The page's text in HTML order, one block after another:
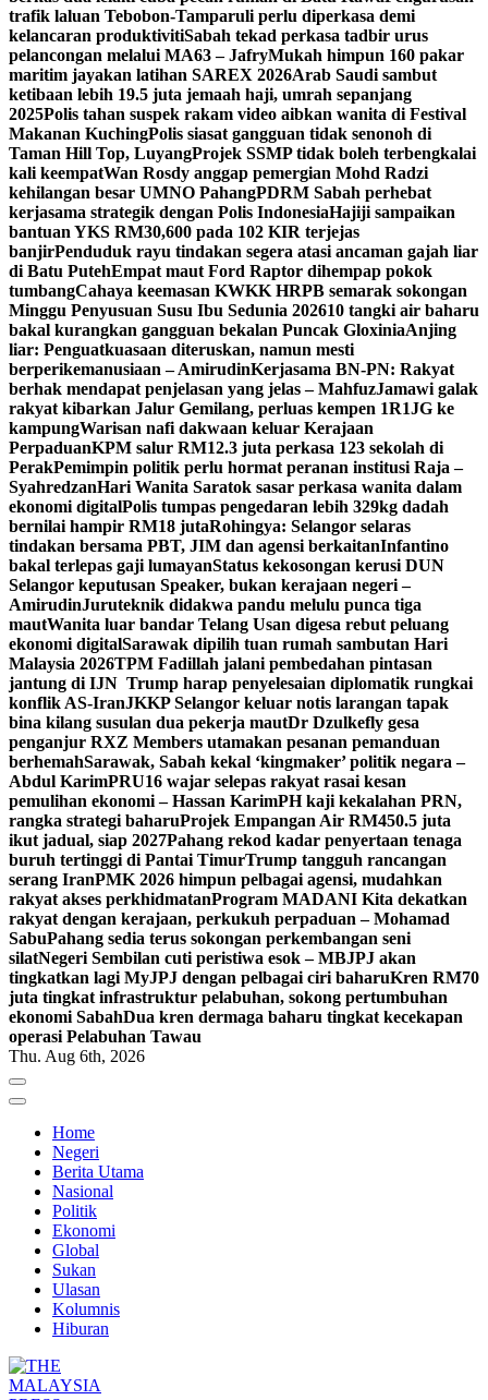
trafik laluan Tebobon-Tamparuli perlu diperkasa demi
kelancaran produktivitiSabah tekad perkasa tadbir urus
pelancongan melalui MA63 – JafryMukah himpun 160 pakar
maritim jayakan latihan SAREX 2026Arab Saudi sambut
ketibaan lebih 19.5 juta jemaah haji, umrah sepanjang
2025Polis tahan suspek rakam video aibkan wanita di Festival
Makanan KuchingPolis siasat gangguan tidak senonoh di
Taman Hill Top, LuyangProjek SSMP tidak boleh terbengkalai
kali keempatWan Rosdy anggap pemergian Mohd Radzi
kehilangan besar UMNO PahangPDRM Sabah perhebat
kerjasama strategik dengan Polis IndonesiaHajiji sampaikan
bantuan YKS RM30,600 pada 102 KIR terjejas
banjirPenduduk rayu tindakan segera atasi ancaman gajah liar
di Batu PutehEmpat maut Ford Raptor dihempap pokok
tumbangCahaya keemasan KWKK HRPB semarak sokongan
Minggu Penyusuan Susu Ibu Sedunia 202610 tangki air baharu
bakal kurangkan gangguan bekalan Puncak GloxiniaAnjing
liar: Penguatkuasaan diteruskan, namun mesti
berperikemanusiaan – AmirudinKerjasama BN-PN: Rakyat
berhak mendapat penjelasan yang jelas – MahfuzJamawi galak
rakyat kibarkan Jalur Gemilang, perluas kempen 1R1JG ke
kampungWarisan nafi dakwaan keluar Kerajaan
PerpaduanKPM salur RM12.3 juta perkasa 123 sekolah di
PerakPemimpin politik perlu hormat peranan institusi Raja –
SyahredzanHari Wanita Saratok sasar perkasa wanita dalam
ekonomi digitalPolis tumpas pengedaran lebih 329kg dadah
bernilai hampir RM18 jutaRohingya: Selangor selaras
tindakan bersama PBT, JIM dan agensi berkaitanInfantino
bakal terlepas gaji lumayanStatus kekosongan kerusi DUN
Selangor keputusan Speaker, bukan kerajaan negeri –
AmirudinJuruteknik didakwa pandu melulu punca tiga
mautWanita luar bandar Telang Usan digesa rebut peluang
ekonomi digitalSarawak dipilih tuan rumah sambutan Hari
Malaysia 2026TPM Fadillah jalani pembedahan pintasan
jantung di IJN Trump harap penyelesaian diplomatik rungkai
konflik AS-IranJKKP Selangor keluar notis larangan tapak
bina kilang susulan dua pekerja mautDr Dzulkefly gesa
penganjur RXZ Members utamakan pesanan pemanduan
berhemahSarawak, Sabah kekal ‘kingmaker’ politik negara –
Abdul KarimPRU16 wajar selepas rakyat rasai kesan
pemulihan ekonomi – Hassan KarimPH kaji kekalahan PRN,
rangka strategi baharuProjek Empangan Air RM450.5 juta
ikut jadual, siap 2027Pahang rekod kadar penyertaan tenaga
buruh tertinggi di Pantai TimurTrump tangguh rancangan
serang IranPMK 2026 himpun pelbagai agensi, mudahkan
rakyat akses perkhidmatanProgram MADANI Kita dekatkan
rakyat dengan kerajaan, perkukuh perpaduan – Mohamad
SabuPahang sedia terus sokongan perkembangan seni
silatNegeri Sembilan cuti peristiwa esok – MBJPJ akan
tingkatkan lagi MyJPJ dengan pelbagai ciri baharuKren RM70
juta tingkat infrastruktur pelabuhan, sokong pertumbuhan
ekonomi SabahDua kren dermaga baharu tingkat kecekapan
operasi Pelabuhan Tawau
Thu. Aug 6th, 2026
Home
Negeri
Berita Utama
Nasional
Politik
Ekonomi
Global
Sukan
Ulasan
Kolumnis
Hiburan